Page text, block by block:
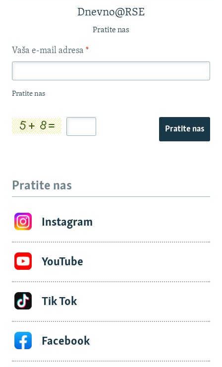
Dnevno@RSE
Pratite nas
Vaša e-mail adresa *
Pratite nas
Pratite nas
Pratite nas
Instagram
YouTube
Tik Tok
Facebook